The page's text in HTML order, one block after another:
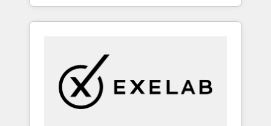
ready to turn HubSpot into the growth
engine it’s meant to be.
HubSpot and Salesforce, we bring deep
experience in CRM implementation,
growing mid-market and enterprise
organizations, our team combines strong
technical execution with real business
perspective. Many of our consultants have